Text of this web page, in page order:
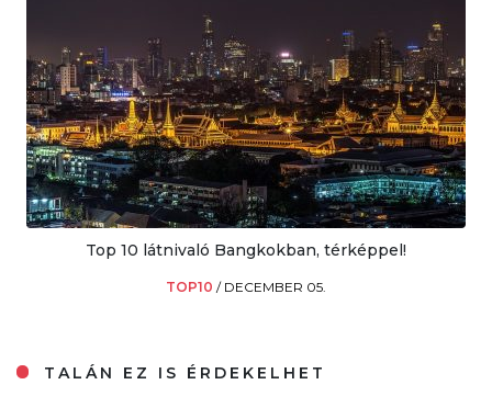
Top 10 látnivaló Bangkokban, térképpel!
TOP10 / DECEMBER 05.
TALÁN EZ IS ÉRDEKELHET